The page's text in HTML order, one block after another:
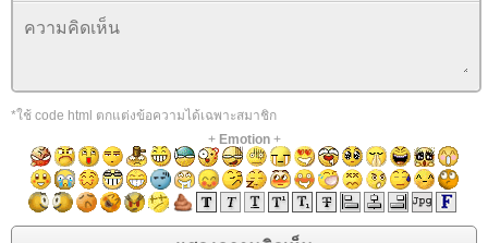
*ใช้ code html ตกแต่งข้อความได้เฉพาะสมาชิก
+ Emotion+